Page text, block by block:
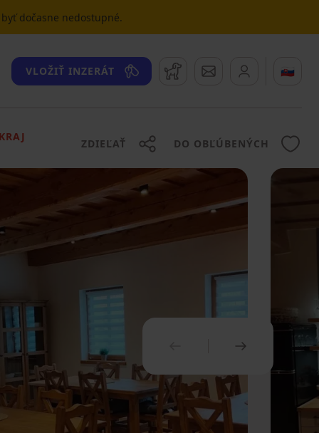
dočasne nedostupné.
VLOŽIŤ INZERÁT Strážny pesSprávy 🇸🇰
ZDIEĽAŤ DO OBĽÚBENÝCH
PREDCHÁDZAJÚCI